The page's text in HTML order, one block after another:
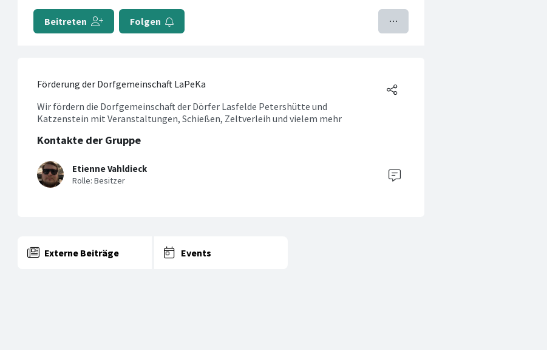
Beitreten Folgen
Förderung der Dorfgemeinschaft LaPeKa
Wir fördern die Dorfgemeinschaft der Dörfer Lasfelde Petershütte und
Katzenstein mit Veranstaltungen, Schießen, Zeltverleih und vielem mehr
Kontakte der Gruppe
Etienne Vahldieck
Externe Beiträge Events